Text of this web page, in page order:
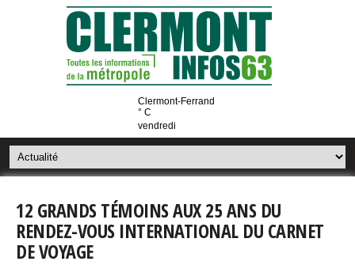
Clermont-Ferrand
° C
vendredi
12 GRANDS TÉMOINS AUX 25 ANS DU
RENDEZ-VOUS INTERNATIONAL DU CARNET
DE VOYAGE